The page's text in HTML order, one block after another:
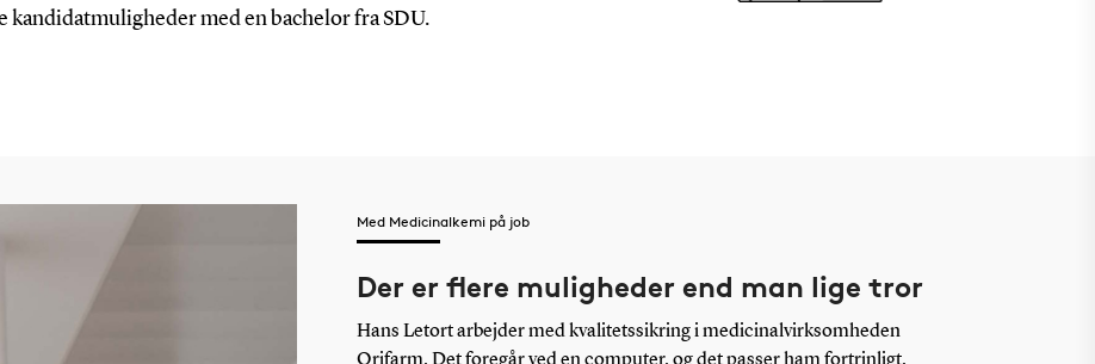
med en bachelor fra SDU.
Med Medicinalkemi på job
Der er flere muligheder end man lige tror
Hans Letort arbejder med kvalitetssikring i medicinalvirksomheden
Orifarm. Det foregår ved en computer, og det passer ham fortrinligt.